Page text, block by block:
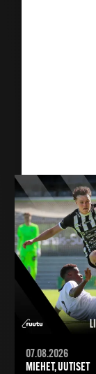
07.08.2026
MIEHET, UUTISET